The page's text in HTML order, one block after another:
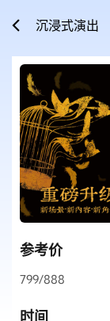
沉浸式演出
参考价
799/888
时间